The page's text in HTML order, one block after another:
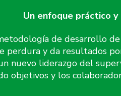
Un enfoque práctico
de desarrollo
perdura y da resultados
nuevo liderazgo del
objetivos y los